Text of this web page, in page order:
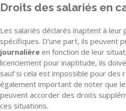
Droits des salariés en
Les salariés déclarés inaptent à
spécifiques. D’une part, ils peuvent
journalière en fonction de leur
licenciement pour inaptitude, ils
sauf si cela est impossible pour des
également important de noter que
peuvent accorder des droits
ces situations.